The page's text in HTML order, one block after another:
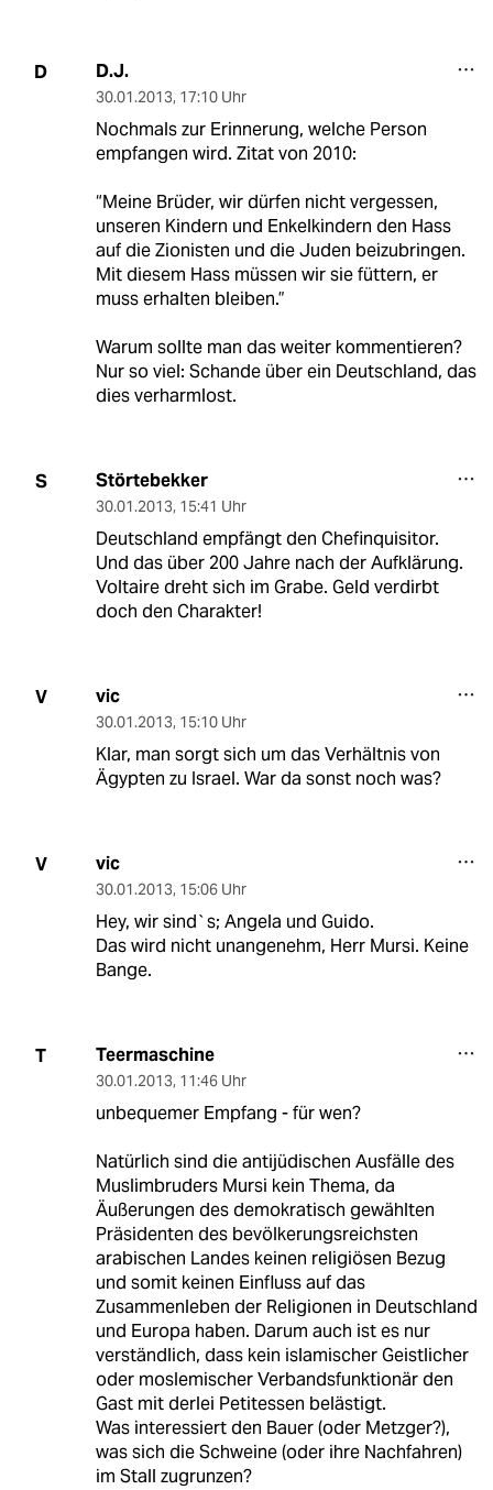
D D.J.
30.01.2013, 17:10 Uhr
Nochmals zur Erinnerung, welche Person
empfangen wird. Zitat von 2010:
“Meine Brüder, wir dürfen nicht vergessen,
unseren Kindern und Enkelkindern den Hass
auf die Zionisten und die Juden beizubringen.
Mit diesem Hass müssen wir sie füttern, er
muss erhalten bleiben.”
Warum sollte man das weiter kommentieren?
Nur so viel: Schande über ein Deutschland, das
dies verharmlost.
S Störtebekker
30.01.2013, 15:41 Uhr
Deutschland empfängt den Chefinquisitor.
Und das über 200 Jahre nach der Aufklärung.
Voltaire dreht sich im Grabe. Geld verdirbt
doch den Charakter!
V vic
30.01.2013, 15:10 Uhr
Klar, man sorgt sich um das Verhältnis von
Ägypten zu Israel. War da sonst noch was?
V vic
30.01.2013, 15:06 Uhr
Hey, wir sind`s; Angela und Guido.
Das wird nicht unangenehm, Herr Mursi. Keine
Bange.
T Teermaschine
30.01.2013, 11:46 Uhr
unbequemer Empfang - für wen?
Natürlich sind die antijüdischen Ausfälle des
Muslimbruders Mursi kein Thema, da
Äußerungen des demokratisch gewählten
Präsidenten des bevölkerungsreichsten
arabischen Landes keinen religiösen Bezug
und somit keinen Einfluss auf das
Zusammenleben der Religionen in Deutschland
und Europa haben. Darum auch ist es nur
verständlich, dass kein islamischer Geistlicher
oder moslemischer Verbandsfunktionär den
Gast mit derlei Petitessen belästigt.
Was interessiert den Bauer (oder Metzger?),
was sich die Schweine (oder ihre Nachfahren)
im Stall zugrunzen?